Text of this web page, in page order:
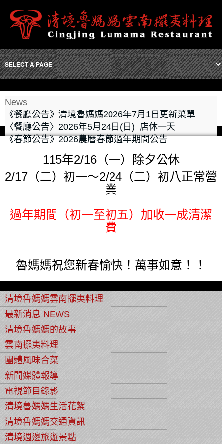
News
《餐廳公告》清境魯媽媽2026年7月1日更新菜單
〈餐廳公告〉2026年5月24日(日) 店休一天
《春節公告》2026農曆春節過年期間公告
115年2/16（一）
除夕公休
2/17（二）初一～2/24（二）初八正常營
業
過年期間（初一至初五）加收一成清潔
費
魯媽媽祝您新春愉快！萬事如意！！
清境魯媽媽雲南擺夷料理
最新消息 NEWS
清境魯媽媽的故事
雲南擺夷料理
團體風味合菜
新聞媒體報導
電視節目錄影
清境魯媽媽生活花絮
清境魯媽媽交通資訊
清境週邊旅遊景點